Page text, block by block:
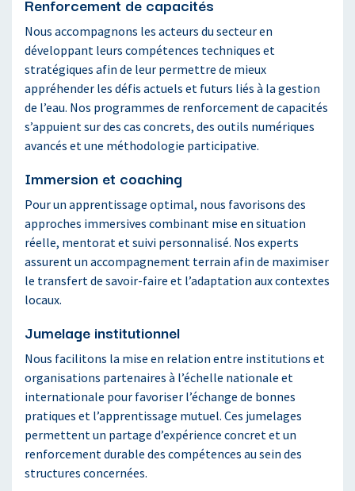
Renforcement de capacités
Nous accompagnons les acteurs du secteur en
développant leurs compétences techniques et
stratégiques afin de leur permettre de mieux
appréhender les défis actuels et futurs liés à la gestion
de l’eau. Nos programmes de renforcement de capacités
s’appuient sur des cas concrets, des outils numériques
avancés et une méthodologie participative.
Immersion et coaching
Pour un apprentissage optimal, nous favorisons des
approches immersives combinant mise en situation
réelle, mentorat et suivi personnalisé. Nos experts
assurent un accompagnement terrain afin de maximiser
le transfert de savoir-faire et l’adaptation aux contextes
locaux.
Jumelage institutionnel
Nous facilitons la mise en relation entre institutions et
organisations partenaires à l’échelle nationale et
internationale pour favoriser l’échange de bonnes
pratiques et l’apprentissage mutuel. Ces jumelages
permettent un partage d’expérience concret et un
renforcement durable des compétences au sein des
structures concernées.